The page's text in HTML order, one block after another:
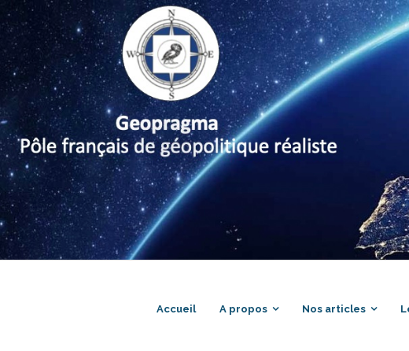
Accueil A propos Nos articles